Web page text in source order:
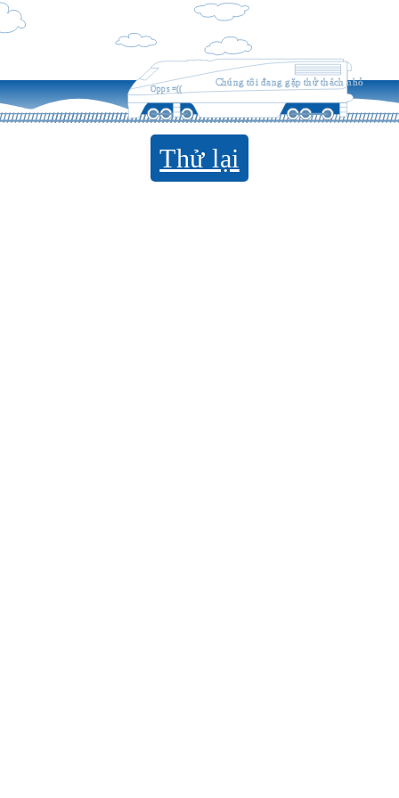
Opps =((
Chúng tôi đang gặp thử thách nhỏ
Thử lại